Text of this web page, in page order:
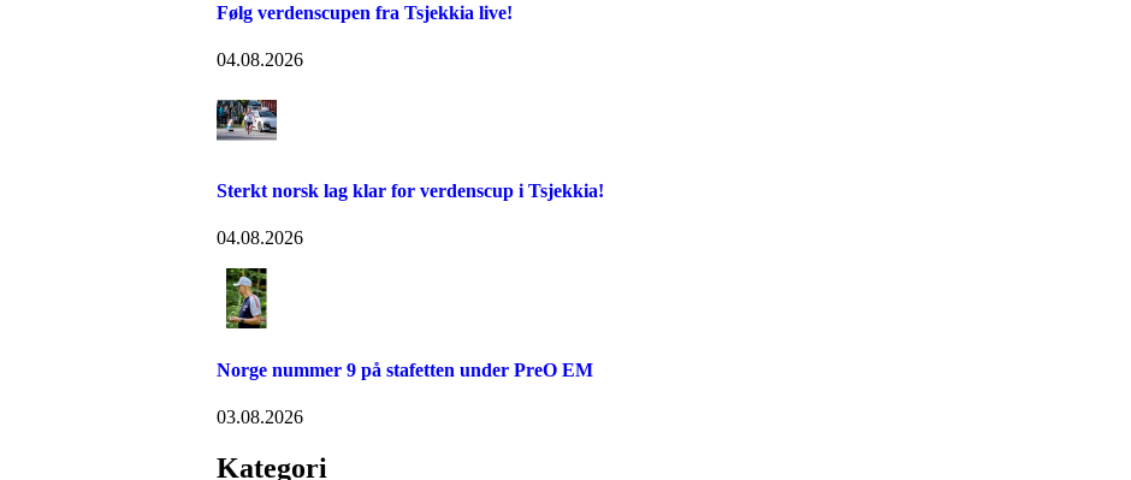
Følg verdenscupen fra Tsjekkia live!
04.08.2026
Sterkt norsk lag klar for verdenscup i Tsjekkia!
04.08.2026
Norge nummer 9 på stafetten under PreO EM
03.08.2026
Kategori